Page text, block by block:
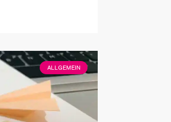
ALLGEMEIN